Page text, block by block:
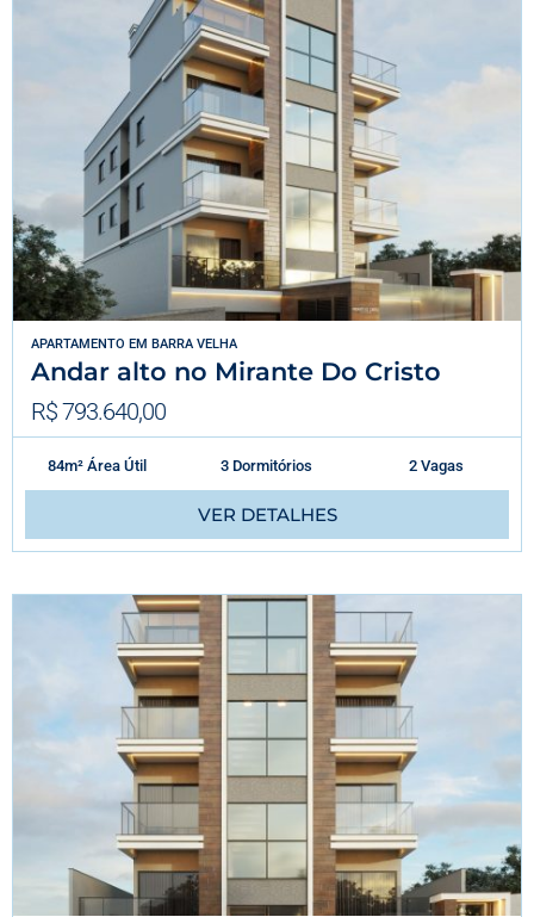
APARTAMENTO EM BARRA VELHA
Andar alto no Mirante Do Cristo
R$ 793.640,00
84m² Área Útil 3 Dormitórios 2 Vagas
VER DETALHES